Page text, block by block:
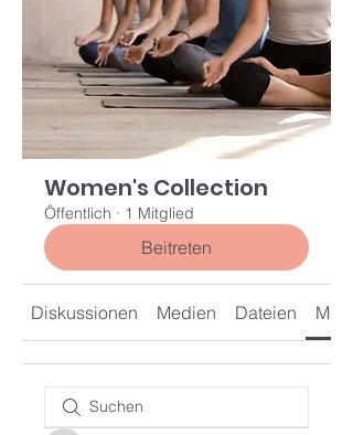
Women's Collection
Öffentlich · 1 Mitglied
Beitreten
Diskussionen Medien Dateien